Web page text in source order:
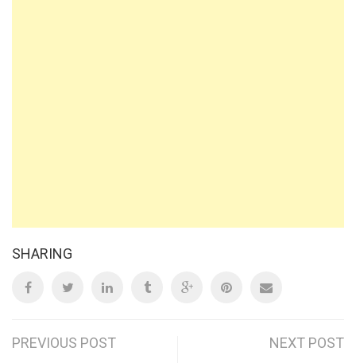
SHARING
Post
PREVIOUS POST
NEXT POST